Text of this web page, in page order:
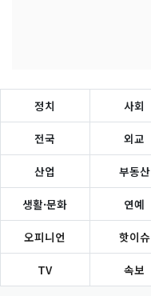
정치 사회
전국 외교
산업 부동산
생활·문화 연예
오피니언 핫이슈
TV 속보